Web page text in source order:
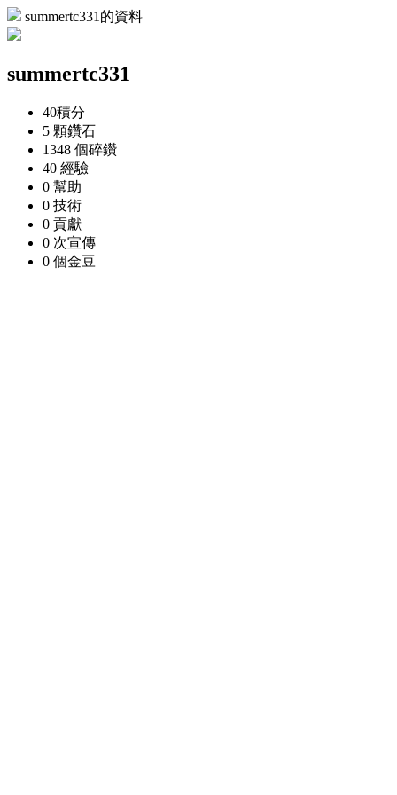
summertc331的資料
summertc331
40積分
5 顆鑽石
1348 個碎鑽
40 經驗
0 幫助
0 技術
0 貢獻
0 次宣傳
0 個金豆